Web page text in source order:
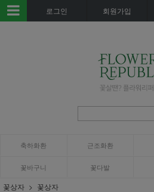
로그인 회원가입
축하화환 근조화환
꽃바구니 꽃다발
꽃상자 꽃상자